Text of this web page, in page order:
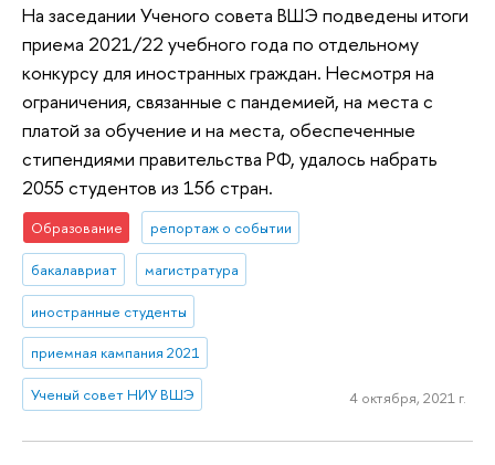
На заседании Ученого совета ВШЭ подведены итоги
приема 2021/22 учебного года по отдельному
конкурсу для иностранных граждан. Несмотря на
ограничения, связанные с пандемией, на места с
платой за обучение и на места, обеспеченные
стипендиями правительства РФ, удалось набрать
2055 студентов из 156 стран.
Образование репортаж о событии
бакалавриат магистратура
иностранные студенты
приемная кампания 2021
Ученый совет НИУ ВШЭ 4 октября, 2021 г.